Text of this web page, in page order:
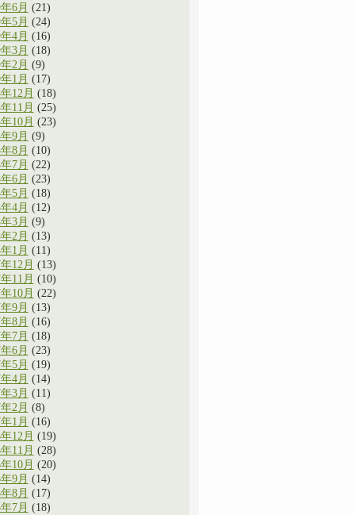
6月 (21)
5月 (24)
4月 (16)
3月 (18)
2月 (9)
1月 (17)
12月 (18)
11月 (25)
10月 (23)
9月 (9)
8月 (10)
7月 (22)
6月 (23)
5月 (18)
4月 (12)
3月 (9)
2月 (13)
1月 (11)
12月 (13)
11月 (10)
10月 (22)
9月 (13)
8月 (16)
7月 (18)
6月 (23)
5月 (19)
4月 (14)
3月 (11)
2月 (8)
1月 (16)
12月 (19)
11月 (28)
10月 (20)
9月 (14)
8月 (17)
7月 (18)